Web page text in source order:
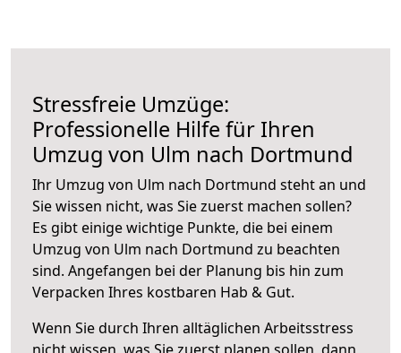
Stressfreie Umzüge:
Professionelle Hilfe für Ihren
Umzug von Ulm nach Dortmund
Ihr Umzug von Ulm nach Dortmund steht an und
Sie wissen nicht, was Sie zuerst machen sollen?
Es gibt einige wichtige Punkte, die bei einem
Umzug von Ulm nach Dortmund zu beachten
sind. Angefangen bei der Planung bis hin zum
Verpacken Ihres kostbaren Hab & Gut.
Wenn Sie durch Ihren alltäglichen Arbeitsstress